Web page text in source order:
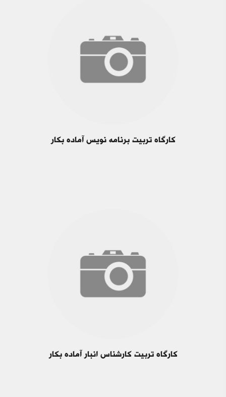
کارگاه تربیت برنامه نویس آماده بکار
کارگاه تربیت کارشناس انبار آماده بکار